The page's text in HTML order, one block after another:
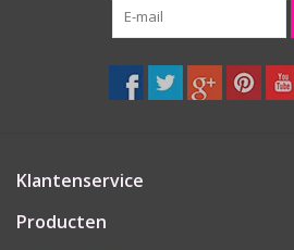
Klantenservice
Producten